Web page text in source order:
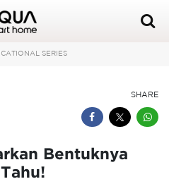
SERIES
SHARE
Bentuknya